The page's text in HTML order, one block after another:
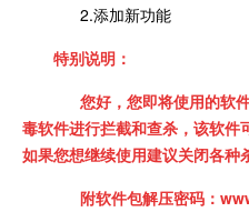
2.添加新功能
特别说明：
您好，您即将使用的软
毒软件进行拦截和查杀，该软件
如果您想继续使用建议关闭各种
附软件包解压密码：